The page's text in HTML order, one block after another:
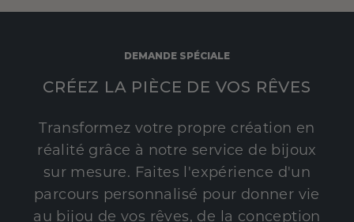
DEMANDE SPÉCIALE
CRÉEZ LA PIÈCE DE VOS RÊVES
Transformez votre propre création en
réalité grâce à notre service de bijoux
sur mesure. Faites l'expérience d'un
parcours personnalisé pour donner vie
au bijou de vos rêves, de la conception